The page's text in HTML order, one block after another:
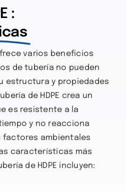
:
varios beneficios
de tubería no pueden
estructura y propiedades
de HDPE crea un
es resistente a la
y no reacciona
factores ambientales
características más
de HDPE incluyen: